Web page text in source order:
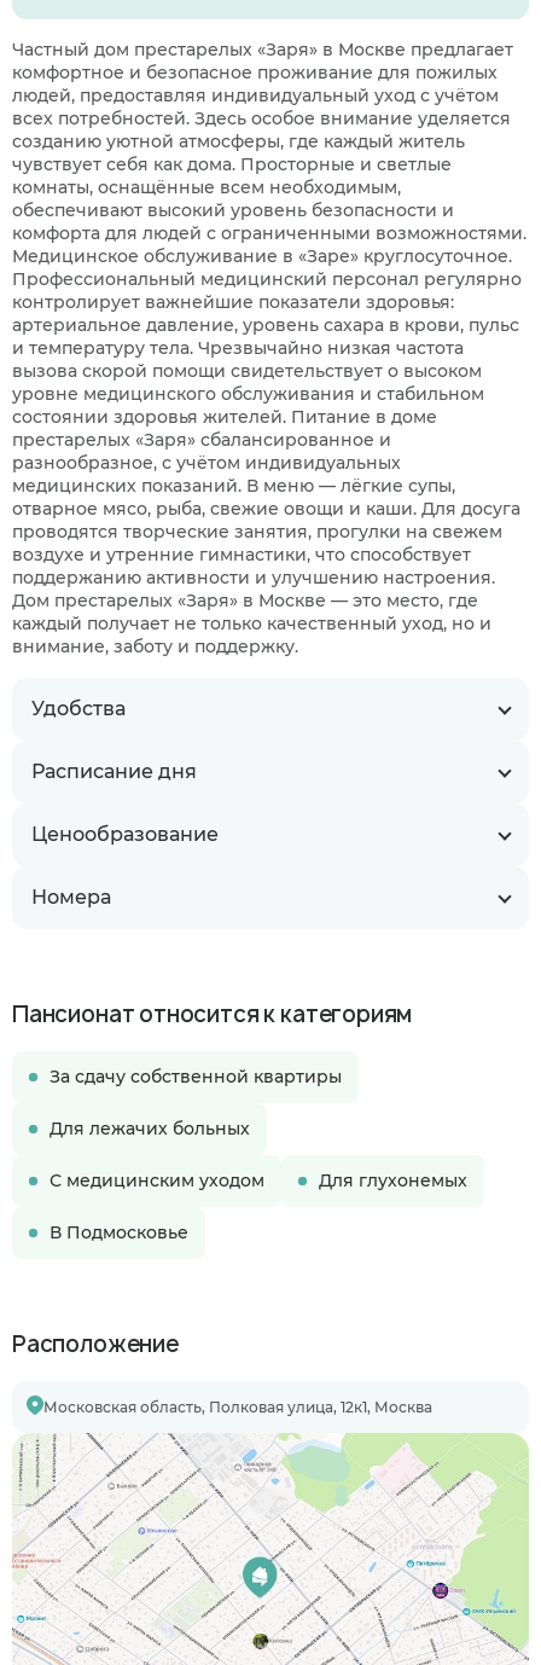
Удобства
Расписание дня
Ценообразование
Номера
Частный дом престарелых «Заря» в Москве предлагает
комфортное и безопасное проживание для пожилых
людей, предоставляя индивидуальный уход с учётом
всех потребностей. Здесь особое внимание уделяется
созданию уютной атмосферы, где каждый житель
чувствует себя как дома. Просторные и светлые
комнаты, оснащённые всем необходимым,
обеспечивают высокий уровень безопасности и
комфорта для людей с ограниченными возможностями.
Медицинское обслуживание в «Заре» круглосуточное.
Профессиональный медицинский персонал регулярно
контролирует важнейшие показатели здоровья:
артериальное давление, уровень сахара в крови, пульс
и температуру тела. Чрезвычайно низкая частота
вызова скорой помощи свидетельствует о высоком
уровне медицинского обслуживания и стабильном
состоянии здоровья жителей. Питание в доме
престарелых «Заря» сбалансированное и
разнообразное, с учётом индивидуальных
медицинских показаний. В меню — лёгкие супы,
отварное мясо, рыба, свежие овощи и каши. Для досуга
проводятся творческие занятия, прогулки на свежем
воздухе и утренние гимнастики, что способствует
поддержанию активности и улучшению настроения.
Дом престарелых «Заря» в Москве — это место, где
каждый получает не только качественный уход, но и
внимание, заботу и поддержку.
Пансионат относится к категориям
За сдачу собственной квартиры
Для лежачих больных
С медицинским уходом Для глухонемых
В Подмосковье
Расположение
Московская область, Полковая улица, 12к1, Москва